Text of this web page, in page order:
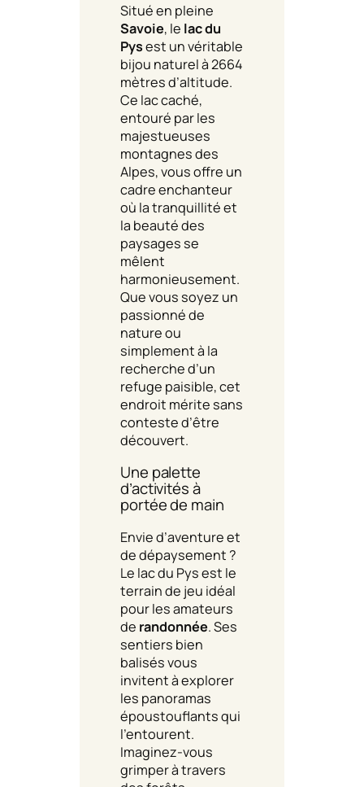
Situé en pleine
Savoie, le lac du
Pysest un véritable
bijou naturel à 2664
mètres d’altitude.
Ce lac caché,
entouré par les
majestueuses
montagnes des
Alpes, vous offre un
cadre enchanteur
où la tranquillité et
la beauté des
paysages se
mêlent
harmonieusement.
Que vous soyez un
passionné de
nature ou
simplement à la
recherche d’un
refuge paisible, cet
endroit mérite sans
conteste d’être
découvert.
Une palette
d’activités à
portée de main
Envie d’aventure et
de dépaysement ?
Le lac du Pys est le
terrain de jeu idéal
pour les amateurs
de randonnée. Ses
sentiers bien
balisés vous
invitent à explorer
les panoramas
époustouflants qui
l’entourent.
Imaginez-vous
grimper à travers